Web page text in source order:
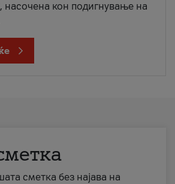
насочена кон подигнување на
сметка без најава на